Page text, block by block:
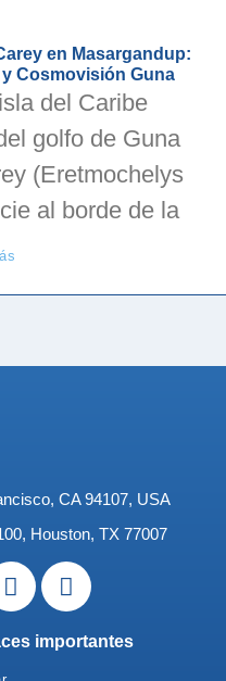
en Masargandup:
Cosmovisión Guna
del Caribe
golfo de Guna
(Eretmochelys
al borde de la
CA 94107, USA
Houston, TX 77007
importantes